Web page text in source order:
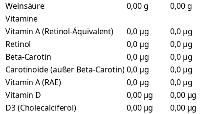
Weinsäure
0,00 g
0,00 g
Vitamine
Vitamin A (Retinol-Äquivalent)
0,0 µg
0,0 µg
Retinol
0,0 µg
0,0 µg
Beta-Carotin
0,0 µg
0,0 µg
Carotinoide (außer Beta-Carotin)0,0 µg
0,0 µg
Vitamin A (RAE)
0,0 µg
0,0 µg
Vitamin D
0,00 µg
0,00 µg
D3 (Cholecalciferol)
0,00 µg
0,00 µg